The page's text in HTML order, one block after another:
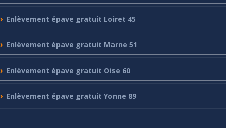
Enlèvement épave gratuit Loiret 45
Enlèvement épave gratuit Marne 51
Enlèvement épave gratuit Oise 60
Enlèvement épave gratuit Yonne 89